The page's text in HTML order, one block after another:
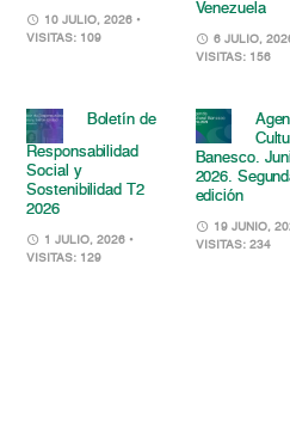
10 JULIO, 2026 •
VISITAS: 109
Venezuela
6 JULIO,
VISITAS: 156
Boletín de
Responsabilidad
Social y
Sostenibilidad T2
2026
1 JULIO, 2026 •
VISITAS: 129
Banesco.
2026.
edición
19 JUNIO,
VISITAS: 234